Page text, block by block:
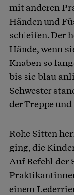
mit anderen
Händen und
schleifen. Der
Hände, wenn
Knaben so
bis sie blau
Schwester
der Treppe
Rohe Sitten
ging, die
Auf Befehl der
einem